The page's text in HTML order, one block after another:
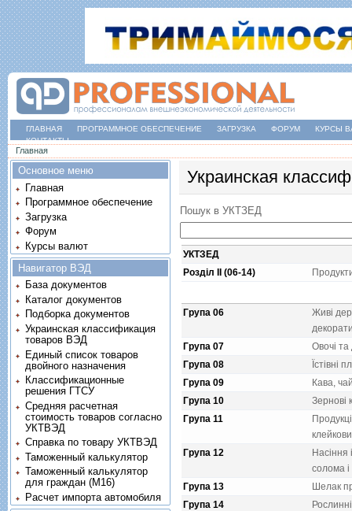
ГЛАВНАЯ ПРОГРАММНОЕ ОБЕСПЕЧЕНИЕ ЗАГРУЗКА ФОРУМ
КУРСЫ
КОНТАКТЫ
Вы здесь
Главная
Украинская
Пошук в УКТЗЕД
УКТЗЕД
Розділ II (06-14)
Група 06
Живi
Група 07
Овочi та
Група 08
Їстiвнi
Група 09
Кава,
Група 10
Зерновi
Група 11
Група 12
Насiння
солома
Група 13
Шелак
Група 14
Основное меню
Главная
Программное обеспечение
Загрузка
Форум
Курсы валют
Навигатор ВЭД
База документов
Каталог документов
Подборка документов
Украинская классификация
товаров ВЭД
Единый список товаров
двойного назначения
Классификационные
решения ГТСУ
Средняя расчетная
стоимость товаров согласно
УКТВЭД
Справка по товару УКТВЭД
Таможенный калькулятор
Таможенный калькулятор
для граждан (M16)
Расчет импорта автомобиля